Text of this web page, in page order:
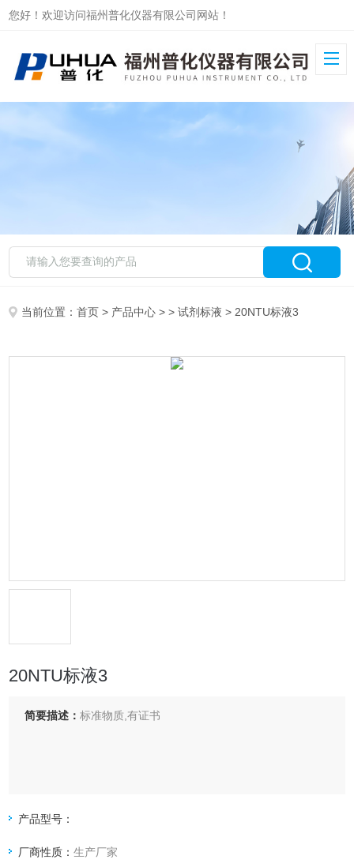
您好！欢迎访问福州普化仪器有限公司网站！
当前位置：首页 > 产品中心 > >试剂标液 > 20NTU标液3
20NTU标液3
简要描述：标准物质,有证书
产品型号：
厂商性质：生产厂家